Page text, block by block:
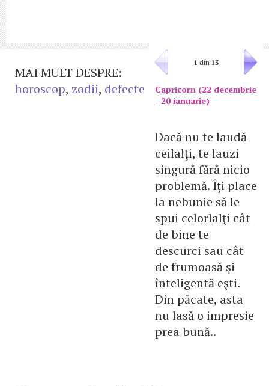
1 din 13
Capricorn (22 decembrie
- 20 ianuarie)
Dacă nu te laudă
ceilalţi, te lauzi
singură fără nicio
problemă. Îţi place
la nebunie să le
spui celorlalţi cât
de bine te
descurci sau cât
de frumoasă şi
înteligentă eşti.
Din păcate, asta
nu lasă o impresie
prea bună..
MAI MULT DESPRE:
horoscop, zodii, defecte